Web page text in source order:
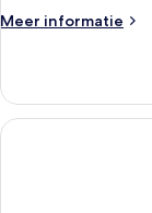
Meer informatie
Meer
Double